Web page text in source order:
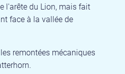
l'arête du Lion, mais fait
face à la vallée de
remontées mécaniques